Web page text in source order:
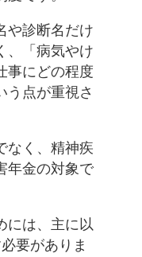
や診断名だけ
、「病気やけ
事にどの程度
う点が重視さ
なく、精神疾
年金の対象で
には、主に以
要がありま